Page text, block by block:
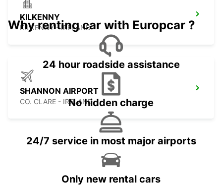
KILKENNY
KILKENNY - IRELAND
SHANNON AIRPORT
CO. CLARE - IRELAND
Why renting car with Europcar ?
24 hour roadside assistance
No hidden charge
24/7 service in most major airports
Only new rental cars